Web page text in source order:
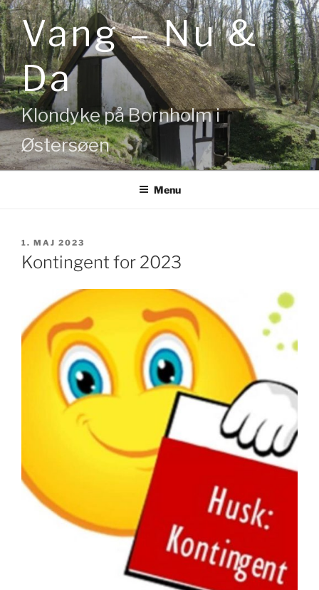
Videre
til
indholdVang – Nu &
Da
Klondyke på Bornholm i
Østersøen
Menu
UDGIVET
DEN
1. MAJ 2023
Kontingent for 2023